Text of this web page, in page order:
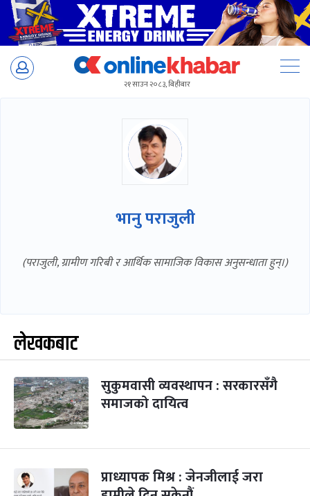
Skip
२१ साउन २०८३, बिहीबार
भानु पराजुली
(पराजुली, ग्रामीण गरिबी र आर्थिक सामाजिक विकास अनुसन्धाता हुन्।)
लेखकबाट
सुकुमवासी व्यवस्थापन : सरकारसँगै
समाजको दायित्व
प्राध्यापक मिश्र : जेनजीलाई जरा